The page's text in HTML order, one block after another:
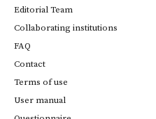
Editorial Team
Collaborating institutions
FAQ
Contact
Terms of use
User manual